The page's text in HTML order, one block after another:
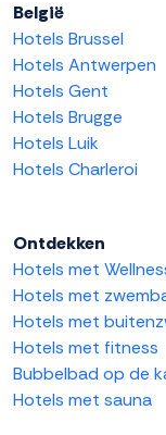
België
Hotels Brussel
Hotels Antwerpen
Hotels Gent
Hotels Brugge
Hotels Luik
Hotels Charleroi
Ontdekken
Hotels met
Hotels met
Hotels met
Hotels met fitness
Bubbelbad op de
Hotels met sauna